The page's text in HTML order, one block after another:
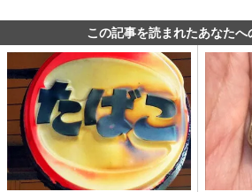
この記事を読まれたあなたへ